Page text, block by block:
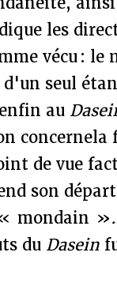
les
vécu : le
seul
au
concernela
de vue
son
mondain ».
du Dasein